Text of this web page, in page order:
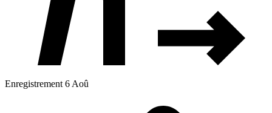
Enregistrement 6 Aoû